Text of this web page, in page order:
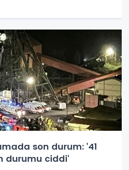
son durum: '41
durumu ciddi'